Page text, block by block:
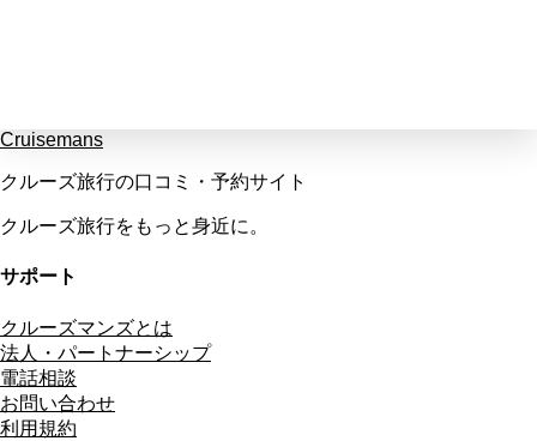
Cruisemans
クルーズ旅行の口コミ・予約サイト
クルーズ旅行をもっと身近に。
サポート
クルーズマンズとは
法人・パートナーシップ
電話相談
お問い合わせ
利用規約